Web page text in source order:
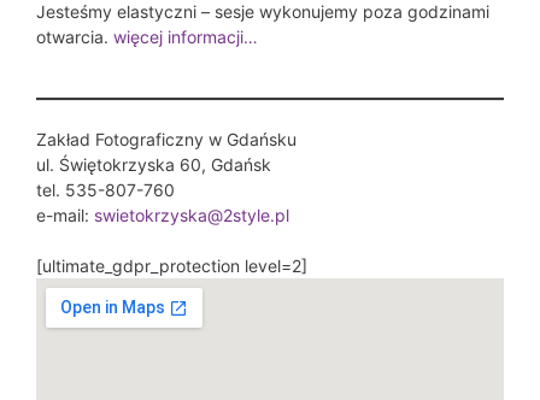
Jesteśmy elastyczni – sesje wykonujemy poza godzinami
otwarcia. więcej informacji…
Zakład Fotograficzny w Gdańsku
ul. Świętokrzyska 60, Gdańsk
tel. 535-807-760
e-mail: swietokrzyska@2style.pl
[ultimate_gdpr_protection level=2]